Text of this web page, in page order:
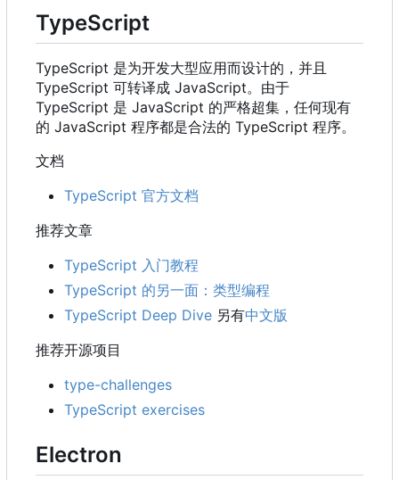
TypeScript
TypeScript 是为开发大型应用而设计的，并且
TypeScript 可转译成 JavaScript。由于
TypeScript 是 JavaScript 的严格超集，任何现有
的 JavaScript 程序都是合法的 TypeScript 程序。
文档
TypeScript 官方文档
推荐文章
TypeScript 入门教程
TypeScript 的另一面：类型编程
TypeScript Deep Dive 另有中文版
推荐开源项目
type-challenges
TypeScript exercises
Electron